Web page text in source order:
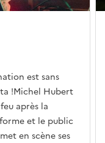
est sans
!Michel Hubert
après la
et le public
en scène ses